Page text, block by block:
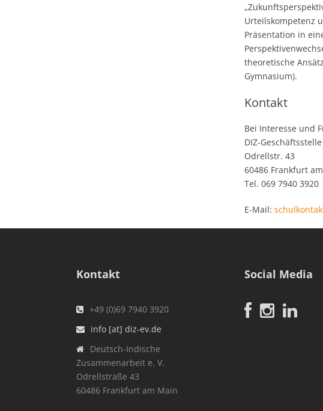
Urteilskompetenz
Präsentation in
theoretische
Gymnasium).
Kontakt
Bei Interesse und
DIZ-Geschäftsstelle
Odrellstr. 43
60486 Frankfurt
Tel. 069 7940 3920
E-Mail:
Kontakt
+49 (0)69 7940 3920
info [at] diz-ev.de
Deutsch-Indische
Zusammenarbeit e. V.
Odrellstraße 43
60486 Frankfurt am Main
Social Media